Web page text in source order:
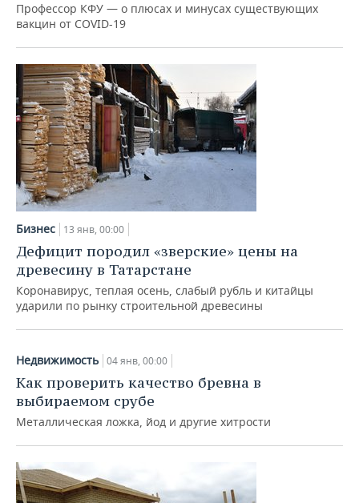
Профессор КФУ — о плюсах и минусах существующих
вакцин от COVID-19
Бизнес 13 янв, 00:00
Дефицит породил «зверские» цены на
древесину в Татарстане
Коронавирус, теплая осень, слабый рубль и китайцы
ударили по рынку строительной древесины
Недвижимость 04 янв, 00:00
Как проверить качество бревна в
выбираемом срубе
Металлическая ложка, йод и другие хитрости